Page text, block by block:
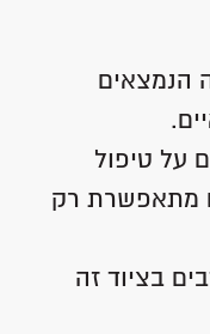
הנמצאים
על טיפול
מתאפשרת רק
בציוד זה